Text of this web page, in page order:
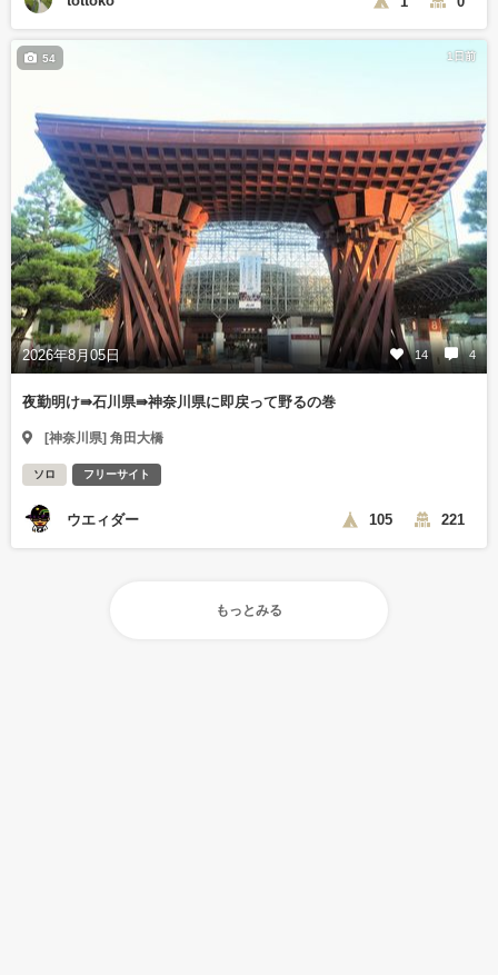
1日前
2026年8月05日 14 4
54
夜勤明け⇛石川県⇛神奈川県に即戻って野るの巻
[神奈川県] 角田大橋
ソロ フリーサイト
ウエィダー 105 221
もっとみる